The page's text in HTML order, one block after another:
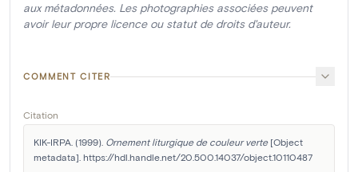
aux métadonnées. Les photographies associées peuvent
avoir leur propre licence ou statut de droits d'auteur.
COMMENT CITER
Citation
KIK-IRPA. (1999). Ornement liturgique de couleur verte [Object
metadata]. https://hdl.handle.net/20.500.14037/object.10110487